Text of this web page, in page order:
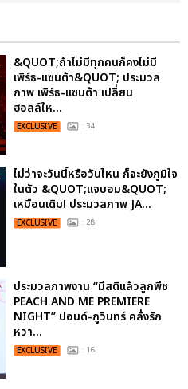
&QUOT;ถ้าไม่มีทุกคนก็คงไม่มี
เพิร์ธ-แซนต้า&QUOT; ประมวล
ภาพ เพิร์ธ-แซนต้า เปลี่ยน
ฮอลล์ให...
EXCLUSIVE : 34
ไม่ว่าจะวันนี้หรือวันไหน ก็จะยังภูมิใจ
ในตัว &QUOT;แจบอม&QUOT;
เหมือนเดิม! ประมวลภาพ JA...
EXCLUSIVE : 28
ประมวลภาพงาน “มีสติแล้วลูกพีช
PEACH AND ME PREMIERE
NIGHT” ปอนด์-ภูวินทร์ คลั่งรัก
หวา...
EXCLUSIVE : 16